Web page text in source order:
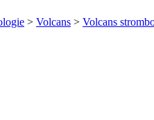
> Volcans > Volcans